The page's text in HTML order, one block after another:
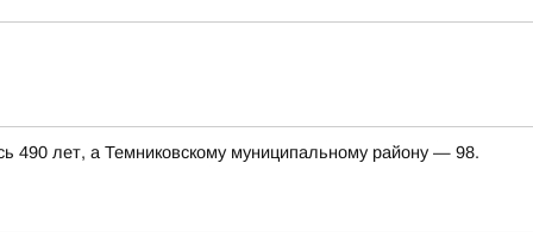
490 лет, а Темниковскому муниципальному району — 98.